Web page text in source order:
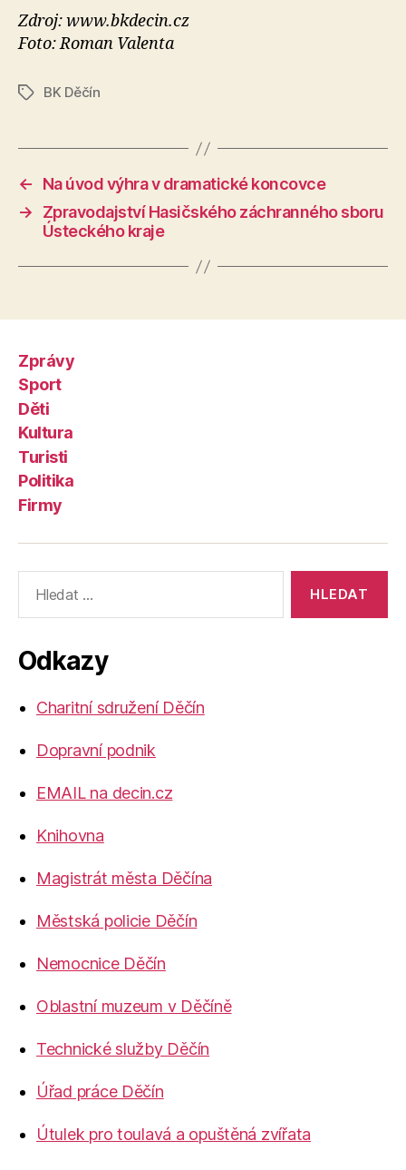
Zdroj: www.bkdecin.cz
Foto: Roman Valenta
ŠtítkyBK Děčín
←
Na úvod výhra v dramatické koncovce
→
Zpravodajství Hasičského záchranného sboru
Ústeckého kraje
Zprávy
Sport
Děti
Kultura
Turisti
Politika
Firmy
vyhledávání:
Odkazy
Charitní sdružení Děčín
Dopravní podnik
EMAIL na decin.cz
Knihovna
Magistrát města Děčína
Městská policie Děčín
Nemocnice Děčín
Oblastní muzeum v Děčíně
Technické služby Děčín
Úřad práce Děčín
Útulek pro toulavá a opuštěná zvířata